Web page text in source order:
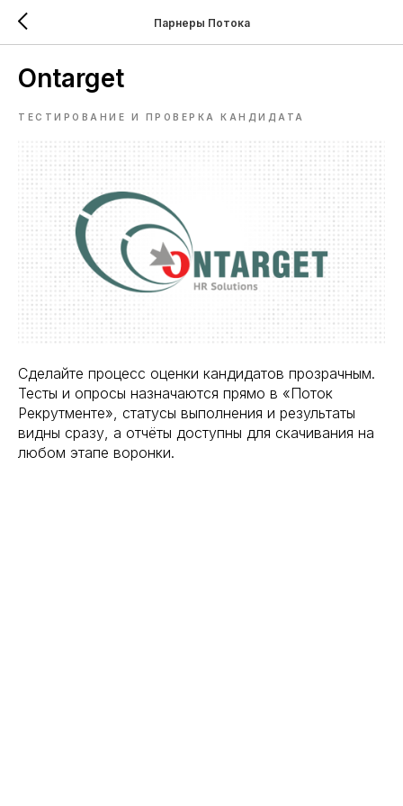
Парнеры Потока
Ontarget
ТЕСТИРОВАНИЕ И ПРОВЕРКА КАНДИДАТА
Сделайте процесс оценки кандидатов прозрачным.
Тесты и опросы назначаются прямо в «Поток
Рекрутменте», статусы выполнения и результаты
видны сразу, а отчёты доступны для скачивания на
любом этапе воронки.